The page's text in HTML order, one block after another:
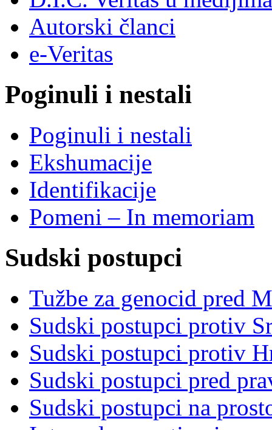
Autorski članci
e-Veritas
Poginuli i nestali
Poginuli i nestali
Ekshumacije
Identifikacije
Pomeni – In memoriam
Sudski postupci
Tužbe za genocid pred
Sudski postupci protiv
Sudski postupci protiv
Sudski postupci pred
Sudski postupci na